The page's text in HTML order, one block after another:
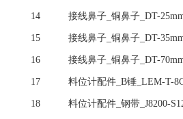
14 接线鼻子 _铜鼻子_DT-
15 接线鼻子 _铜鼻子_DT-
16 接线鼻子 _铜鼻子_DT-
17 料位计配件 _B锤_LEM-T-
18 料位计配件 _钢带_J8200-